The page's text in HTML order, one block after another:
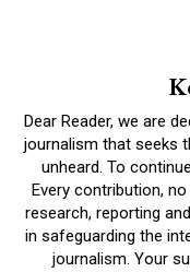
Dear Reader, we are
journalism that seeks
unheard. To
Every contribution,
research, reporting
in safeguarding the
journalism. Your